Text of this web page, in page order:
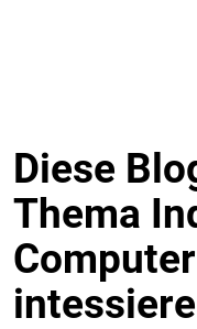
Diese
Thema